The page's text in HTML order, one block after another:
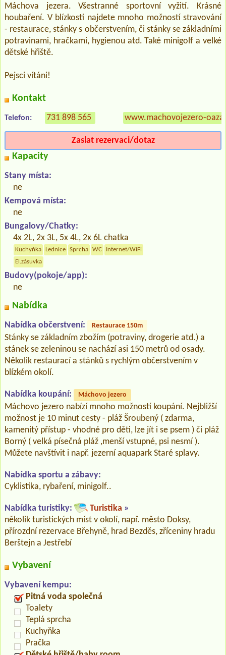
Máchova jezera. Všestranné sportovní vyžití. Krásné
houbaření. V blízkosti najdete mnoho možností stravování
- restaurace, stánky s občerstvením, či stánky se základními
potravinami, hračkami, hygienou atd. Také minigolf a velké
dětské hřiště.
Pejsci vítáni!
Kontakt
Telefon: 731 898 565 www.machovojezero-
Zaslat rezervaci/dotaz
Kapacity
Stany místa:
ne
Kempová místa:
ne
Bungalovy/Chatky:
4x 2L, 2x 3L, 5x 4L, 2x 6L chatka
Kuchyňka Lednice Sprcha WC
Internet/WiFi
El.zásuvka
Budovy(pokoje/app):
ne
Nabídka
Nabídka občerstvení: Restaurace 150m
Stánky se základním zbožím (potraviny, drogerie atd.) a
stánek se zeleninou se nachází asi 150 metrů od osady.
Několik restaurací a stánků s rychlým občerstvením v
blízkém okolí.
Nabídka koupání: Máchovo jezero
Máchovo jezero nabízí mnoho možností koupání. Nejbližší
možnost je 10 minut cesty - pláž Šroubený ( zdarma,
kamenitý přístup - vhodné pro děti, lze jít i se psem ) či pláž
Borný ( velká písečná pláž ,menší vstupné, psi nesmí ).
Můžete navštívit i např. jezerní aquapark Staré splavy.
Nabídka sportu a zábavy:
Cyklistika, rybaření, minigolf..
Nabídka turistiky: Turistika »
několik turistických míst v okolí, např. město Doksy,
přírozdní rezervace Břehyně, hrad Bezděs, zříceniny hradu
Berštejn a Jestřebí
Vybavení
Vybavení kempu:
Pitná voda společná
Toalety
Teplá sprcha
Kuchyňka
Pračka